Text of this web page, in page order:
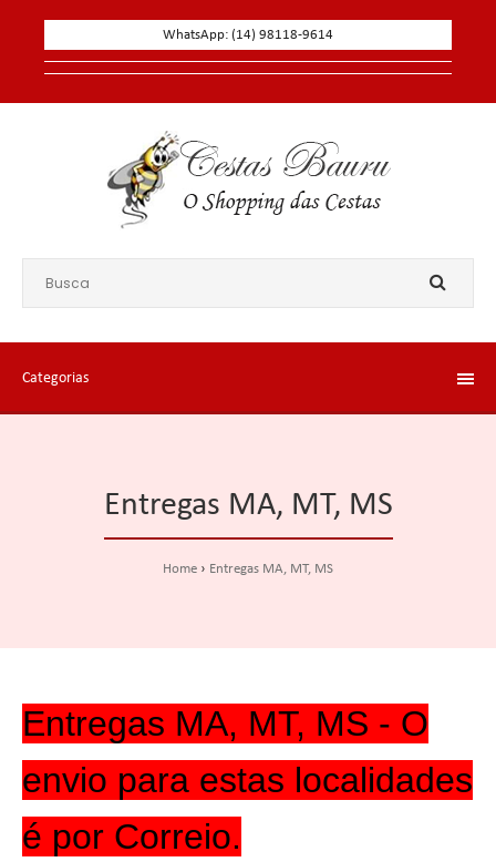
WhatsApp: (14) 98118-9614
Categorias
Entregas MA, MT, MS
Home Entregas MA, MT, MS
Entregas MA, MT, MS - O
envio para estas localidades
é por Correio.